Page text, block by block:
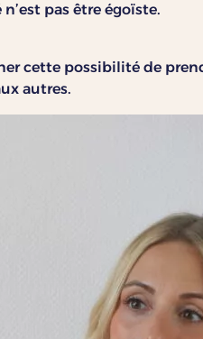
pas être égoïste.
cette possibilité de
autres.